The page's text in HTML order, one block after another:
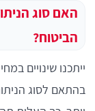
האם סוג
הביטוח?
ייתכנו שינויים
בהתאם לסוג